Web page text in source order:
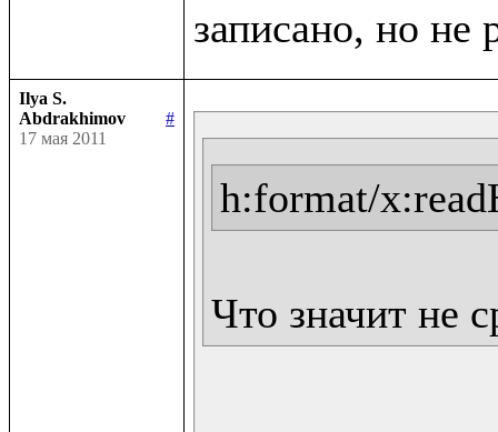
Ilya S.
Abdrakhimov
#
17 мая 2011
h:format/
Что значит не